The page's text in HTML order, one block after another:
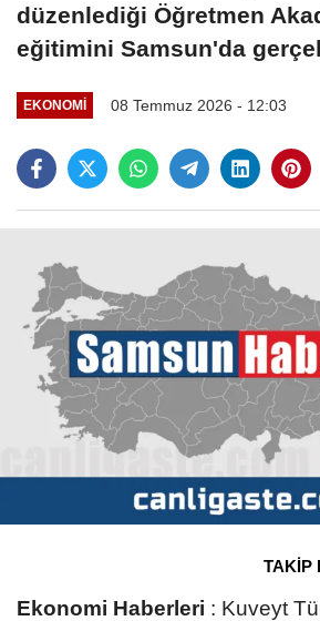
düzenlediği Öğretmen
eğitimini Samsun'da
EKONOMI 08 Temmuz 2026 - 12:03
TAKİP
Ekonomi Haberleri : Kuveyt